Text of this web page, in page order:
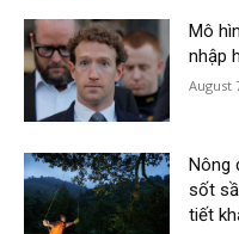
Mô
nhập
August
Nông
sốt
tiết